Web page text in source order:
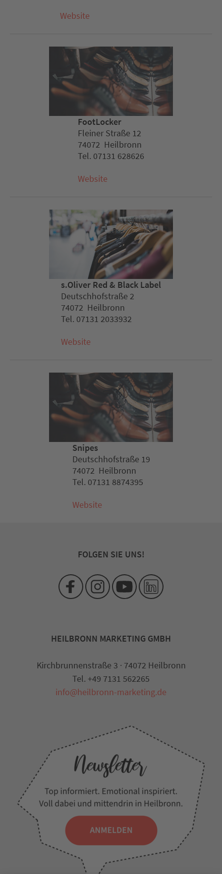
Website
FootLocker
Fleiner Straße 12
74072 Heilbronn
Tel. 07131 628626
Website
s.Oliver Red & Black Label
Deutschhofstraße 2
74072 Heilbronn
Tel. 07131 2033932
Website
Snipes
Deutschhofstraße 19
74072 Heilbronn
Tel. 07131 8874395
Website
FOLGEN SIE UNS!
HEILBRONN MARKETING GMBH
Kirchbrunnenstraße 3 · 74072 Heilbronn
Tel. +49 7131 562265
info@heilbronn-marketing.de